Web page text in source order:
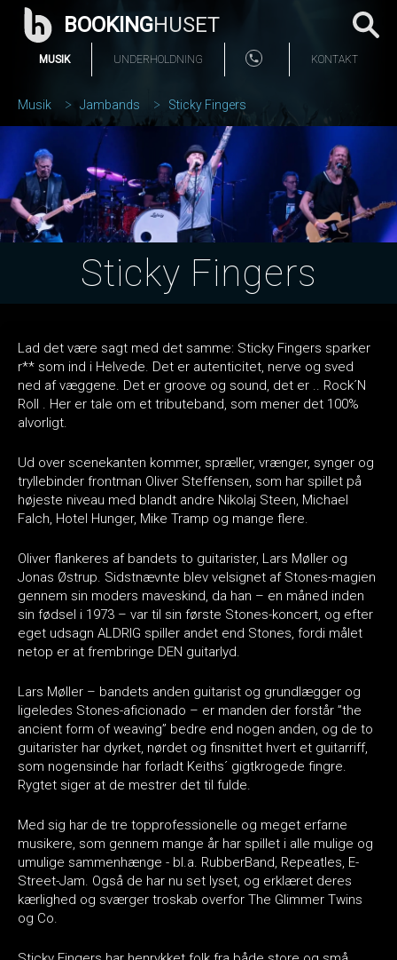
BOOKINGHUSET
MUSIK UNDERHOLDNING KONTAKT
Musik Jambands Sticky Fingers
Sticky Fingers
Lad det være sagt med det samme: Sticky Fingers sparker
r** som ind i Helvede. Det er autenticitet, nerve og sved
ned af væggene. Det er groove og sound, det er .. Rock´N
Roll . Her er tale om et tributeband, som mener det 100%
alvorligt.
Ud over scenekanten kommer, spræller, vrænger, synger og
tryllebinder frontman Oliver Steffensen, som har spillet på
højeste niveau med blandt andre Nikolaj Steen, Michael
Falch, Hotel Hunger, Mike Tramp og mange flere.
Oliver flankeres af bandets to guitarister, Lars Møller og
Jonas Østrup. Sidstnævnte blev velsignet af Stones-magien
gennem sin moders maveskind, da han – en måned inden
sin fødsel i 1973 – var til sin første Stones-koncert, og efter
eget udsagn ALDRIG spiller andet end Stones, fordi målet
netop er at frembringe DEN guitarlyd.
Lars Møller – bandets anden guitarist og grundlægger og
ligeledes Stones-aficionado – er manden der forstår ”the
ancient form of weaving” bedre end nogen anden, og de to
guitarister har dyrket, nørdet og finsnittet hvert et guitarriff,
som nogensinde har forladt Keiths´ gigtkrogede fingre.
Rygtet siger at de mestrer det til fulde.
Med sig har de tre topprofessionelle og meget erfarne
musikere, som gennem mange år har spillet i alle mulige og
umulige sammenhænge - bl.a. RubberBand, Repeatles, E-
Street-Jam. Også de har nu set lyset, og erklæret deres
kærlighed og sværger troskab overfor The Glimmer Twins
og Co.